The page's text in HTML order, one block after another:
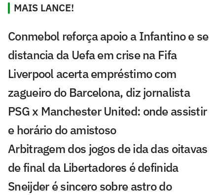
MAIS LANCE!
Conmebol reforça apoio a Infantino e se
distancia da Uefa em crise na Fifa
Liverpool acerta empréstimo com
zagueiro do Barcelona, diz jornalista
PSG x Manchester United: onde assistir
e horário do amistoso
Arbitragem dos jogos de ida das oitavas
de final da Libertadores é definida
Sneijder é sincero sobre astro do